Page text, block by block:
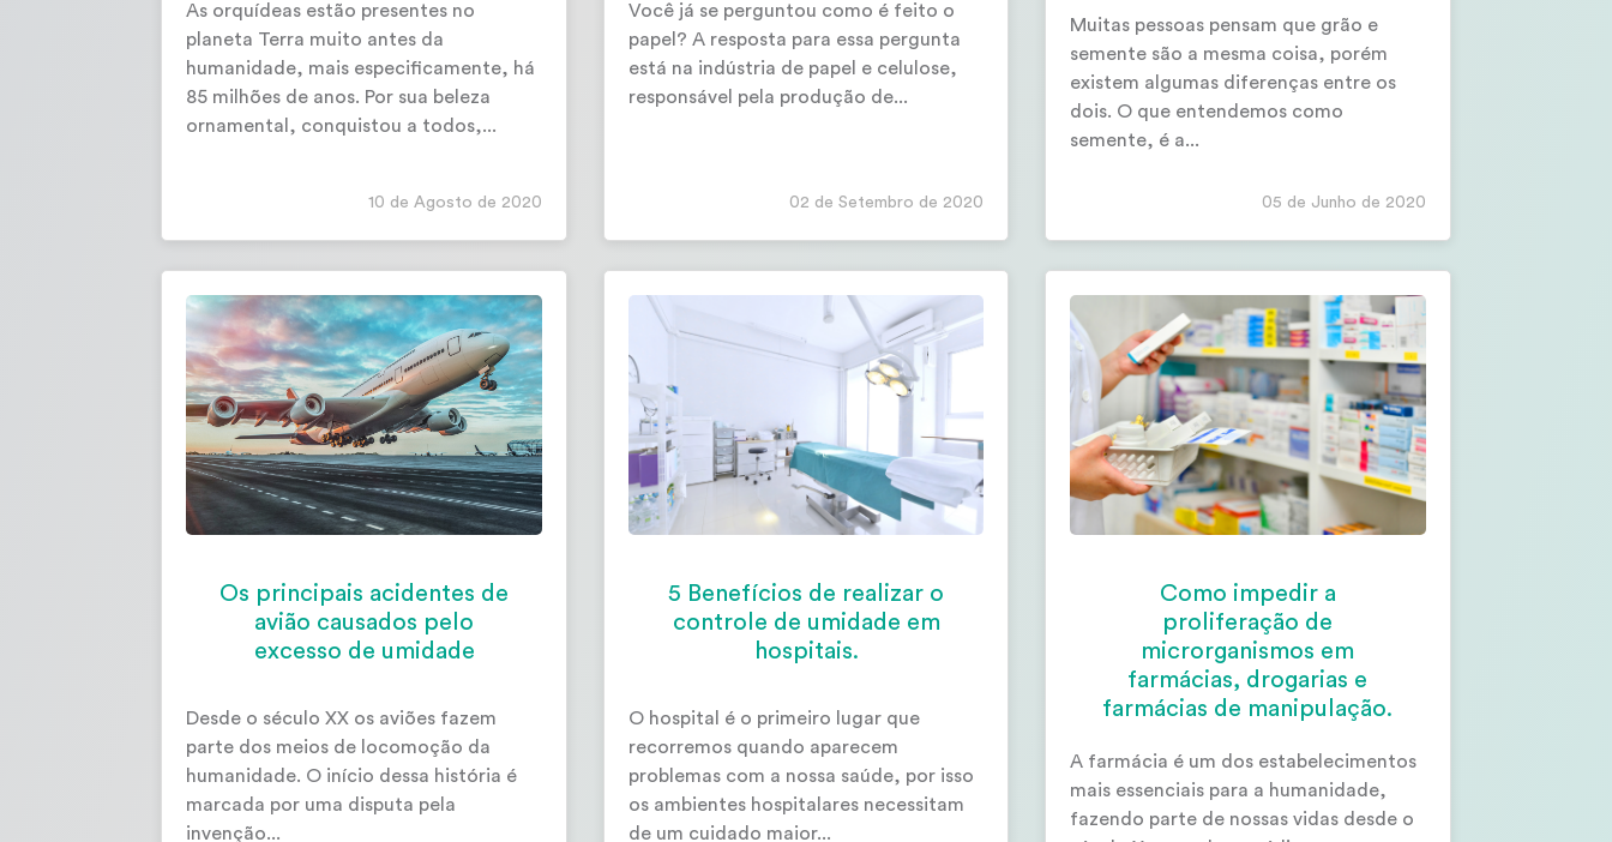
As orquídeas estão presentes no
planeta Terra muito antes da
humanidade, mais especificamente, há
85 milhões de anos. Por sua beleza
ornamental, conquistou a todos,...
10 de Agosto de 2020
Você já se perguntou como é feito o
papel? A resposta para essa pergunta
está na indústria de papel e celulose,
responsável pela produção de...
02 de Setembro de 2020
Muitas pessoas pensam que grão e
semente são a mesma coisa, porém
existem algumas diferenças entre os
dois. O que entendemos como
semente, é a...
05 de Junho de 2020
Os principais acidentes de
avião causados pelo
excesso de umidade
Desde o século XX os aviões fazem
parte dos meios de locomoção da
humanidade. O início dessa história é
marcada por uma disputa pela
invenção...
5 Benefícios de realizar o
controle de umidade em
hospitais.
O hospital é o primeiro lugar que
recorremos quando aparecem
problemas com a nossa saúde, por isso
os ambientes hospitalares necessitam
de um cuidado maior...
Como impedir a
proliferação de
microrganismos em
farmácias, drogarias e
farmácias de manipulação.
A farmácia é um dos estabelecimentos
mais essenciais para a humanidade,
fazendo parte de nossas vidas desde o